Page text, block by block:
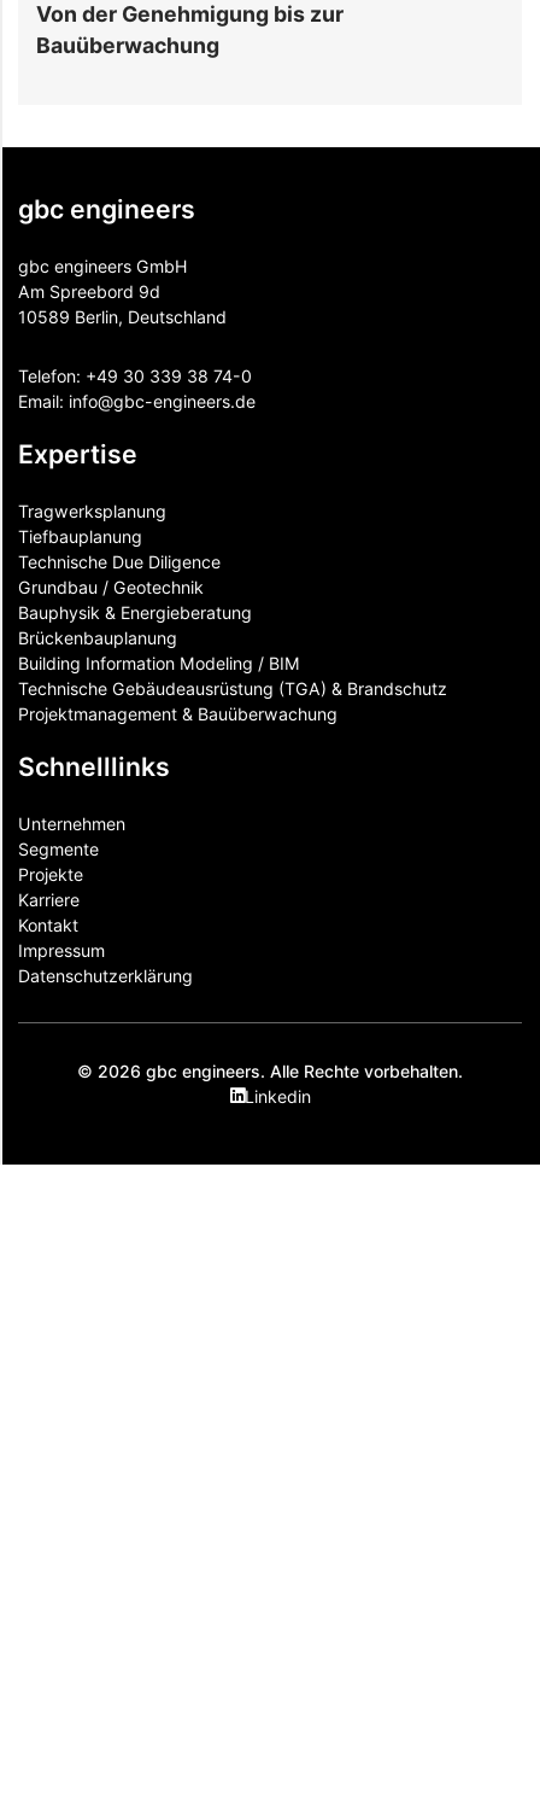
Von der Genehmigung bis zur
Bauüberwachung
gbc engineers
gbc engineers GmbH
Am Spreebord 9d
10589 Berlin, Deutschland
Telefon: +49 30 339 38 74-0
Email: info@gbc-engineers.de
Expertise
Tragwerksplanung
Tiefbauplanung
Technische Due Diligence
Grundbau / Geotechnik
Bauphysik & Energieberatung
Brückenbauplanung
Building Information Modeling / BIM
Technische Gebäudeausrüstung (TGA) & Brandschutz
Projektmanagement & Bauüberwachung
Schnelllinks
Unternehmen
Segmente
Projekte
Karriere
Kontakt
Impressum
Datenschutzerklärung
© 2026 gbc engineers. Alle Rechte vorbehalten.
Linkedin